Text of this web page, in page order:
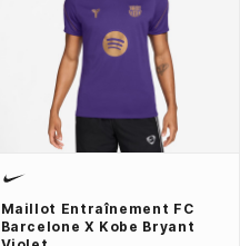
Maillot Entraînement FC
Barcelone X Kobe Bryant